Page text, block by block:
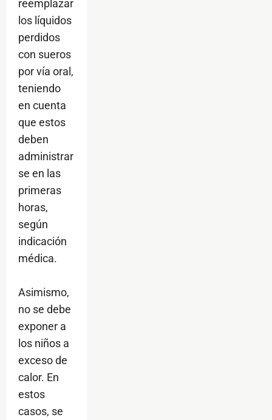
reemplazar
los líquidos
perdidos
con sueros
por vía oral,
teniendo
en cuenta
que estos
deben
administrar
se en las
primeras
horas,
según
indicación
médica.
Asimismo,
no se debe
exponer a
los niños a
exceso de
calor. En
estos
casos, se